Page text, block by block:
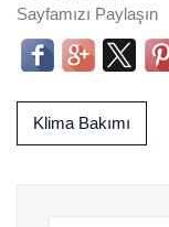
Sayfamızı Paylaşın
Klima Bakımı